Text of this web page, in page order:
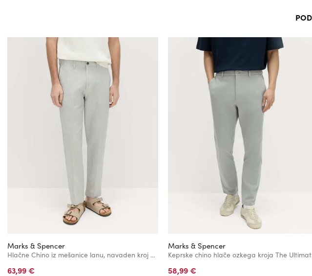
Marks & Spencer
Hlačne Chino iz mešanice lanu, navaden kroj Marks & Spencer siva
63,99 €
Marks & Spencer
58,99 €